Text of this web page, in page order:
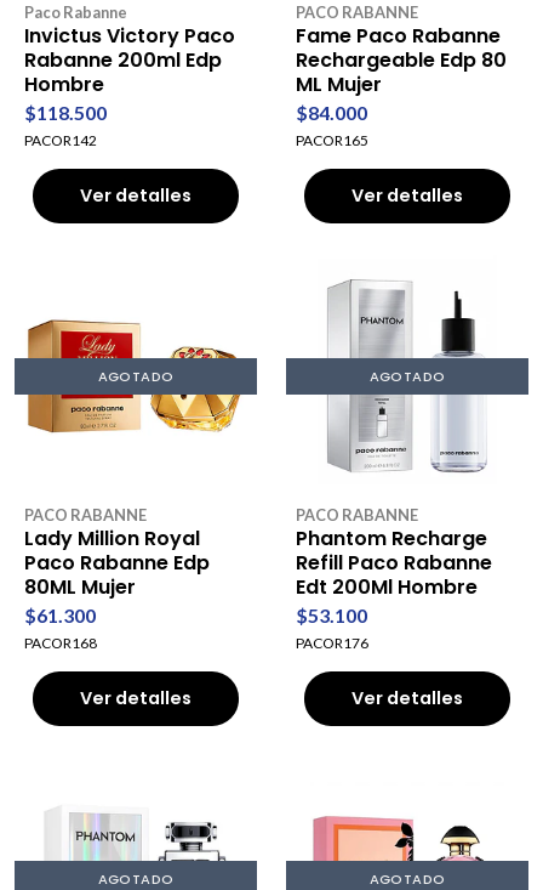
Paco Rabanne
Invictus Victory Paco
Rabanne 200ml Edp
Hombre
$118.500
PACOR142
Ver detalles
PACO RABANNE
Fame Paco Rabanne
Rechargeable Edp 80
ML Mujer
$84.000
PACOR165
Ver detalles
AGOTADO
PACO RABANNE
Lady Million Royal
Paco Rabanne Edp
80ML Mujer
$61.300
PACOR168
Ver detalles
AGOTADO
PACO RABANNE
Phantom Recharge
Refill Paco Rabanne
Edt 200Ml Hombre
$53.100
PACOR176
Ver detalles
AGOTADO AGOTADO